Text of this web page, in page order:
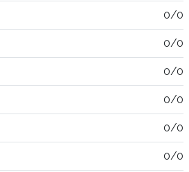
0/0
0/0
0/0
0/0
0/0
0/0